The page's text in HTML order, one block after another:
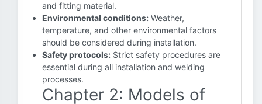
and fitting material.
Environmental conditions: Weather,
temperature, and other environmental factors
should be considered during installation.
Safety protocols: Strict safety procedures are
essential during all installation and welding
processes.
Chapter 2: Models of